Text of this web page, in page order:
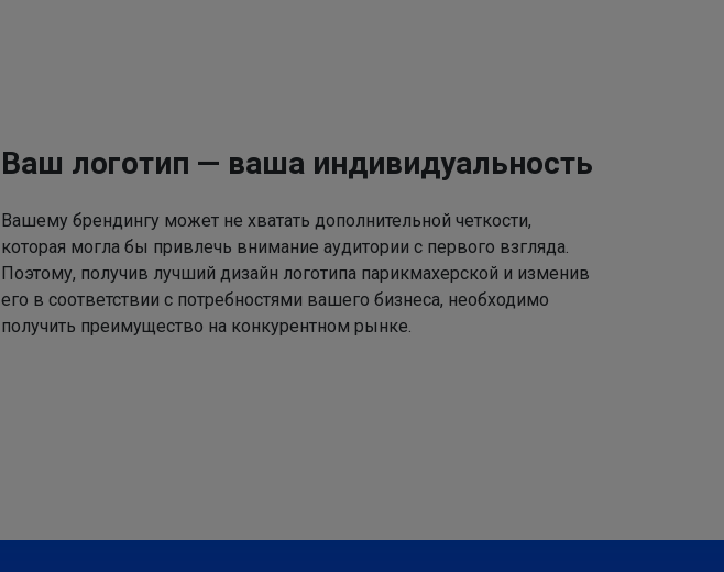
Ваш логотип — ваша индивидуальность
Вашему брендингу может не хватать дополнительной четкости,
которая могла бы привлечь внимание аудитории с первого взгляда.
Поэтому, получив лучший дизайн логотипа парикмахерской и изменив
его в соответствии с потребностями вашего бизнеса, необходимо
получить преимущество на конкурентном рынке.